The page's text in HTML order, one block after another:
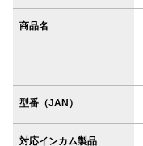
商品名
型番（JAN）
対応インカム製品